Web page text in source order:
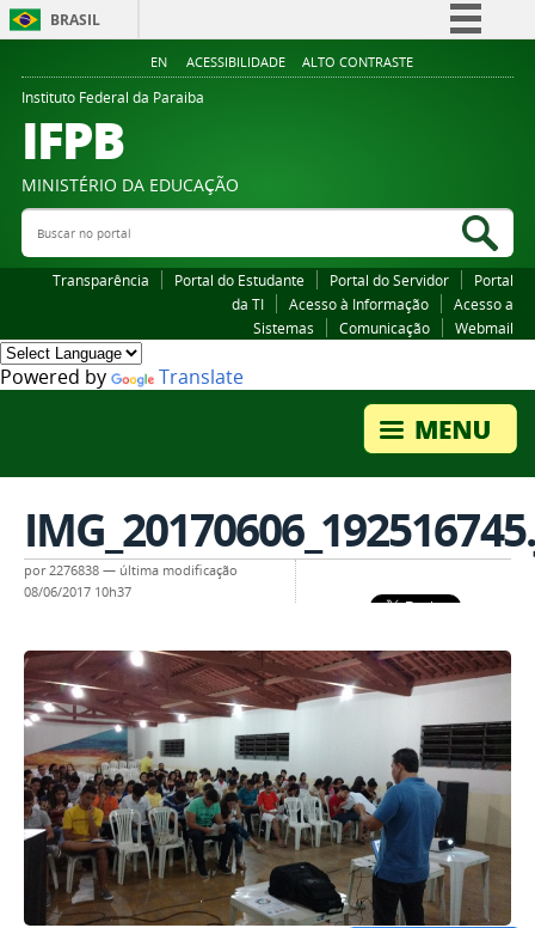
BRASIL
Simplifique!
Legislação
EN ACESSIBILIDADE ALTO CONTRASTE
Instituto Federal da Paraiba
IFPB
MINISTÉRIO DA EDUCAÇÃO
Buscar no portal
Transparência Portal do Estudante Portal do Servidor
Portal
da TI
Acesso à Informação
Acesso a
Sistemas
Comunicação Webmail
Powered by Translate
por2276838 — última modificação
08/06/2017 10h37